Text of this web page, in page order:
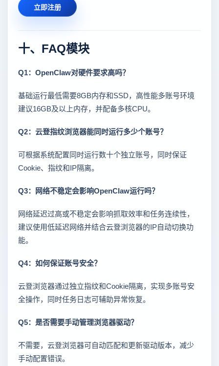
立即注册
十、FAQ模块
Q1：OpenClaw对硬件要求高吗？
基础运行最低需要8GB内存和SSD，高性能多账号环境
建议16GB及以上内存，并配备多核CPU。
Q2：云登指纹浏览器能同时运行多少个账号？
可根据系统配置同时运行数十个独立账号，同时保证
Cookie、指纹和IP隔离。
Q3：网络不稳定会影响OpenClaw运行吗？
网络延迟过高或不稳定会影响抓取效率和任务连续性，
建议使用低延迟网络并结合云登浏览器的IP自动切换功
能。
Q4：如何保证账号安全？
云登浏览器通过独立指纹和Cookie隔离，实现多账号安
全操作，同时任务日志可辅助异常恢复。
Q5：是否需要手动管理浏览器驱动？
不需要，云登浏览器可自动匹配和更新驱动版本，减少
手动配置错误。